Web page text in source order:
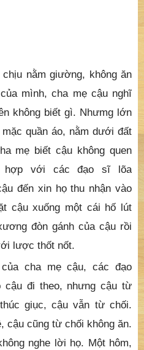
nằm giường, không ăn
mình, cha mẹ cậu nghĩ
không biết gì. Nhưmg lớn
quần áo, nằm dưới đất
mẹ biết cậu không quen
hợp với các đạo sĩ lõa
đến xin họ thu nhận vào
cậu xuống một cái hố lút
đòn gánh của cậu rồi
lược thốt nốt.
cha mẹ cậu, các đạo
cậu đi theo, nhưng cậu từ
giục, cậu vẫn từ chối.
cậu cũng từ chối không ăn.
nghe lời họ. Một hôm,